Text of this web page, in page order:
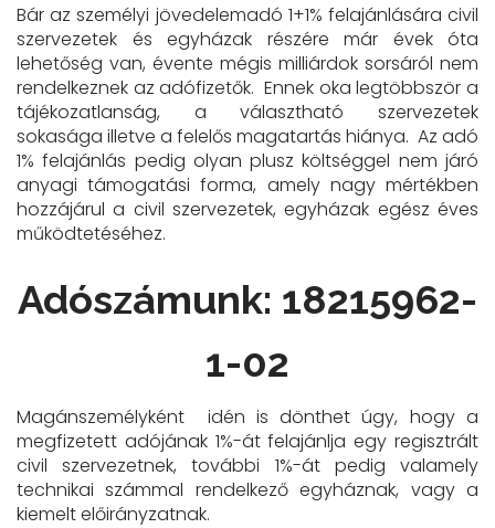
Bár az személyi jövedelemadó 1+1% felajánlására civil
szervezetek és egyházak részére már évek óta
lehetőség van, évente mégis milliárdok sorsáról nem
rendelkeznek az adófizetők. Ennek oka legtöbbször a
tájékozatlanság, a választható szervezetek
sokasága illetve a felelős magatartás hiánya. Az adó
1% felajánlás pedig olyan plusz költséggel nem járó
anyagi támogatási forma, amely nagy mértékben
hozzájárul a civil szervezetek, egyházak egész éves
működtetéséhez.
Adószámunk: 18215962-
1-02
Magánszemélyként idén is dönthet úgy, hogy a
megfizetett adójának 1%-át felajánlja egy regisztrált
civil szervezetnek, további 1%-át pedig valamely
technikai számmal rendelkező egyháznak, vagy a
kiemelt előirányzatnak.